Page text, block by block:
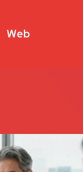
Web